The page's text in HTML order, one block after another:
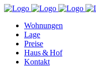
Wohnungen
Lage
Preise
Haus & Hof
Kontakt